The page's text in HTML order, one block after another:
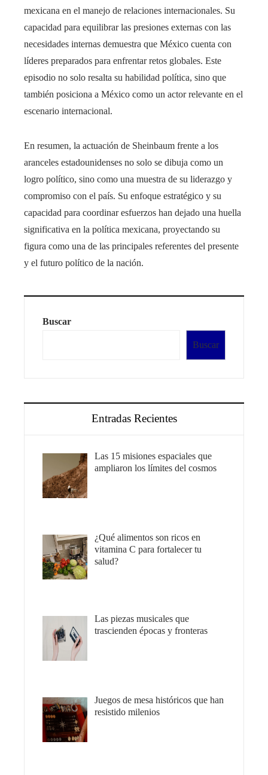
mexicana en el manejo de relaciones internacionales. Su
capacidad para equilibrar las presiones externas con las
necesidades internas demuestra que México cuenta con
líderes preparados para enfrentar retos globales. Este
episodio no solo resalta su habilidad política, sino que
también posiciona a México como un actor relevante en el
escenario internacional.
En resumen, la actuación de Sheinbaum frente a los
aranceles estadounidenses no solo se dibuja como un
logro político, sino como una muestra de su liderazgo y
compromiso con el país. Su enfoque estratégico y su
capacidad para coordinar esfuerzos han dejado una huella
significativa en la política mexicana, proyectando su
figura como una de las principales referentes del presente
y el futuro político de la nación.
Buscar
Buscar
Entradas Recientes
Las 15 misiones espaciales que
ampliaron los límites del cosmos
¿Qué alimentos son ricos en
vitamina C para fortalecer tu
salud?
Las piezas musicales que
trascienden épocas y fronteras
Juegos de mesa históricos que han
resistido milenios